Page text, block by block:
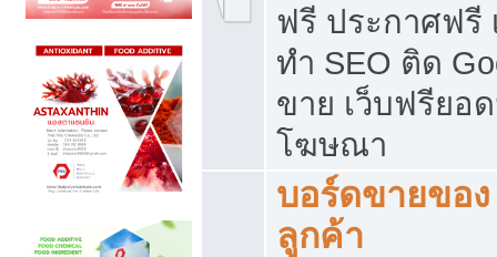
ฟรี ประกาศฟรี
ทำ SEO ติด
ขาย เว็บฟรียอ
โฆษณา
บอร์ดขายของ
ลูกค้า